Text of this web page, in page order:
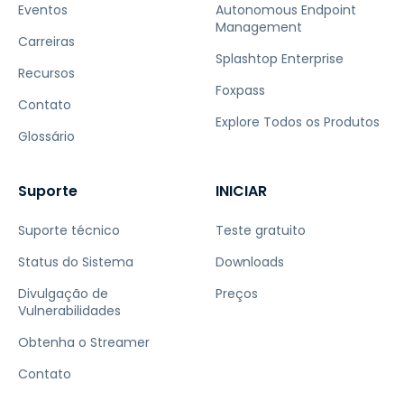
Eventos
Carreiras
Recursos
Contato
Glossário
Autonomous Endpoint
Management
Splashtop Enterprise
Foxpass
Explore Todos os Produtos
Suporte
Suporte técnico
Status do Sistema
Divulgação de
Vulnerabilidades
Obtenha o Streamer
Contato
INICIAR
Teste gratuito
Downloads
Preços